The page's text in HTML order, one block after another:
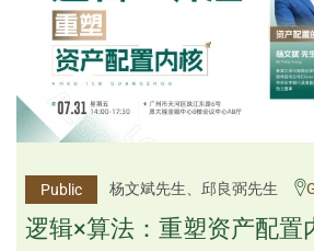
Public
李邱敬贤女士 Ms Rosemarie
Tim Pan、李国平先生 Mr Guoping Li
Public 杨文斌先生、邱良弼先生
逻辑×算法：重塑资产配置